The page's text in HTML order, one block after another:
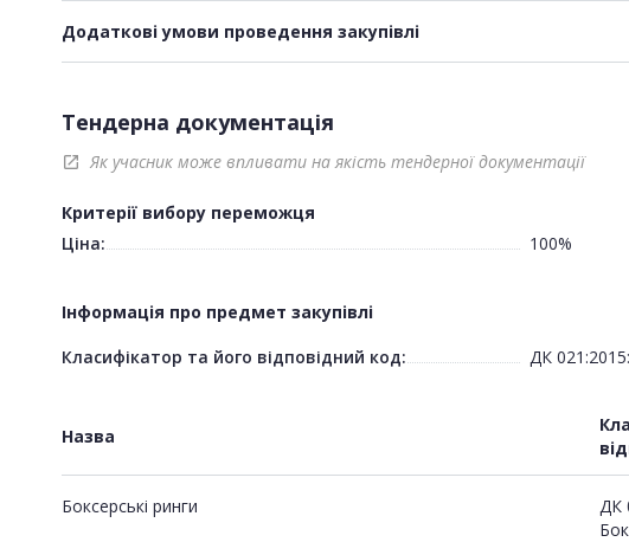
Додаткові умови проведення закупівлі
Тендерна документація
open_in_new Як учасник може впливати на якість тендерної документації
Критерії вибору переможця
Ціна:
100%
Інформація про предмет закупівлі
Класифікатор та його відповідний код:
ДК
Назва
Боксерські ринги
ДК